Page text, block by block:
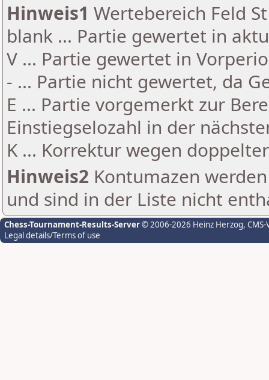
Hinweis1 Wertebereich Feld
blank ... Partie gewertet in
V ... Partie gewertet in
- ... Partie nicht gewertet, da
E ... Partie vorgemerkt zur
Einstiegselozahl in der
K ... Korrektur wegen
Hinweis2 Kontumazen
und sind in der Liste nicht
Chess-Tournament-Results-Server© 2006-2026 Heinz Herzog,
Legal details/Terms of use